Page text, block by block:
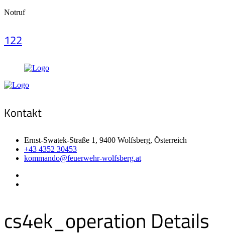
Notruf
122
Kontakt
Ernst-Swatek-Straße 1, 9400 Wolfsberg, Österreich
+43 4352 30453
kommando@feuerwehr-wolfsberg.at
cs4ek_operation Details